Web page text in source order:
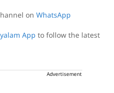
on WhatsApp
App to follow the latest
Advertisement